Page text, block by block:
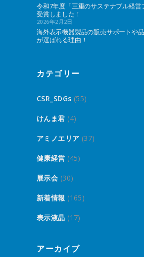
令和7年度「三重のサステナブル経営
受賞しました！
2026年2月2日
海外表示機器製品の販売サポートや
が選ばれる理由！
カテゴリー
CSR_SDGs (55)
けんま君 (4)
アミノエリア (37)
健康経営 (45)
展示会 (30)
新着情報 (165)
表示液晶 (17)
アーカイブ